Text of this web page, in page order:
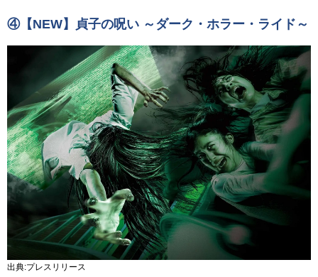
④【NEW】貞子の呪い ～ダーク・ホラー・ライド～
出典:プレスリリース